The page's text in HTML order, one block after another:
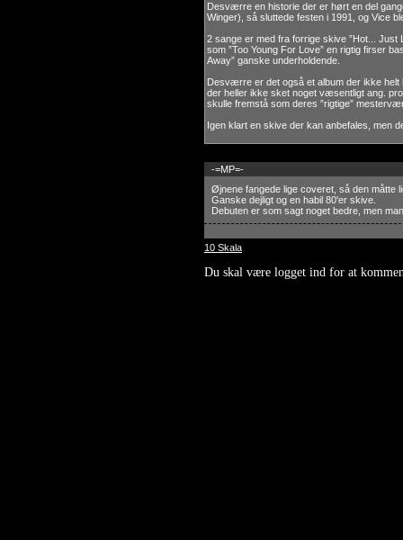
Desværre en historie der er hørt en del
Winger), så sluttede festen i 1991, og Vice
2 sange er med fra forrige skive ”Hot... Just
som ”Too Young For Love” en rigtig firser
Away” ganske underholdende.
Desværre er det også et album der ikke helt
der heller ikke sket noget væsentligt ang.
skulle fremstå som deres ”rigtige”
Igen klart en skive der kan anbefales, men
-=MP=-
Øjnene fangede lige coveret, så den måtte
Ganske dejligt og en habil 80'er skive.
Debuten er som sagt noget bedre, men
10 Skala
Du skal være logget ind for at